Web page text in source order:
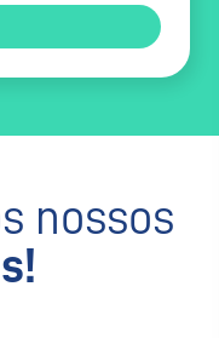
nossos